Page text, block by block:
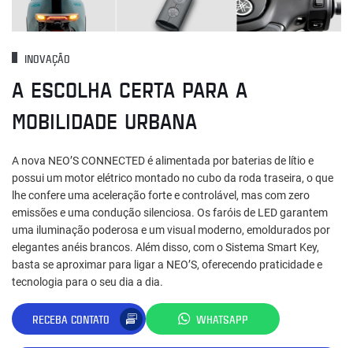
INOVAÇÃO
A ESCOLHA CERTA PARA A
MOBILIDADE URBANA
A nova NEO’S CONNECTED é alimentada por baterias de lítio e
possui um motor elétrico montado no cubo da roda traseira, o que
lhe confere uma aceleração forte e controlável, mas com zero
emissões e uma condução silenciosa. Os faróis de LED garantem
uma iluminação poderosa e um visual moderno, emoldurados por
elegantes anéis brancos. Além disso, com o Sistema Smart Key,
basta se aproximar para ligar a NEO’S, oferecendo praticidade e
tecnologia para o seu dia a dia.
RECEBA CONTATO WHATSAPP